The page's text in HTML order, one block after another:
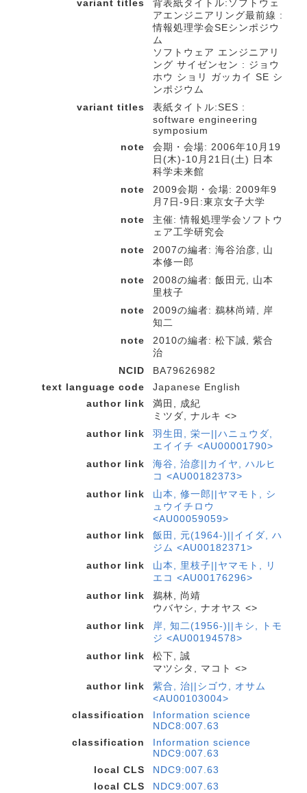
variant titles
背表紙タイトル:ソフトウェ
アエンジニアリング最前線 :
情報処理学会SEシンポジウ
ム
ソフトウェア エンジニアリ
ング サイゼンセン : ジョウ
ホウ ショリ ガッカイ SE シ
ンポジウム
variant titles
表紙タイトル:SES :
software engineering
symposium
note
会期・会場: 2006年10月19
日(木)-10月21日(土) 日本
科学未来館
note
2009会期・会場: 2009年9
月7日-9日:東京女子大学
note
主催: 情報処理学会ソフトウ
ェア工学研究会
note
2007の編者: 海谷治彦, 山
本修一郎
note
2008の編者: 飯田元, 山本
里枝子
note
2009の編者: 鵜林尚靖, 岸
知二
note
2010の編者: 松下誠, 紫合
治
NCID
BA79626982
text language code
Japanese English
author link
満田, 成紀
ミツダ, ナルキ <>
author link
羽生田, 栄一||ハニュウダ,
エイイチ <AU00001790>
author link
海谷, 治彦||カイヤ, ハルヒ
コ <AU00182373>
author link
山本, 修一郎||ヤマモト, シ
ュウイチロウ
<AU00059059>
author link
飯田, 元(1964-)||イイダ, ハ
ジム <AU00182371>
author link
山本, 里枝子||ヤマモト, リ
エコ <AU00176296>
author link
鵜林, 尚靖
ウバヤシ, ナオヤス <>
author link
岸, 知二(1956-)||キシ, トモ
ジ <AU00194578>
author link
松下, 誠
マツシタ, マコト <>
author link
紫合, 治||シゴウ, オサム
<AU00103004>
classification
Information science
NDC8:007.63
classification
Information science
NDC9:007.63
local CLS
NDC9:007.63
local CLS
NDC9:007.63